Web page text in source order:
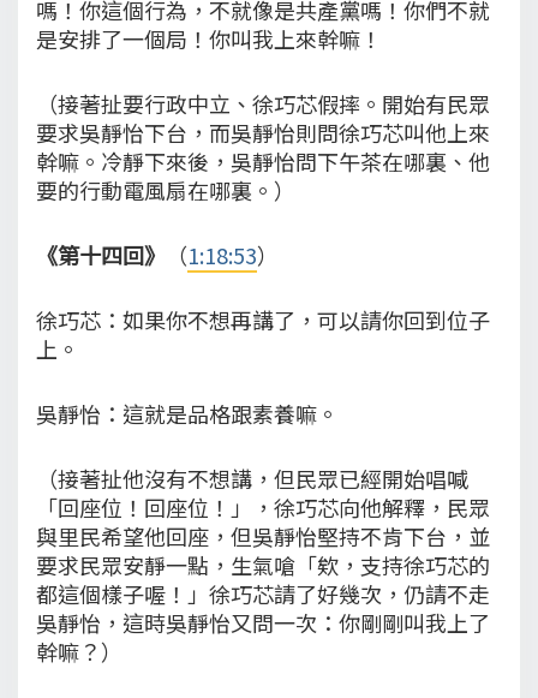
嗎！你這個行為，不就像是共產黨嗎！你們不就
是安排了一個局！你叫我上來幹嘛！
（接著扯要行政中立、徐巧芯假摔。開始有民眾
要求吳靜怡下台，而吳靜怡則問徐巧芯叫他上來
幹嘛。冷靜下來後，吳靜怡問下午茶在哪裏、他
要的行動電風扇在哪裏。）
《第十四回》 （1:18:53）
徐巧芯：如果你不想再講了，可以請你回到位子
上。
吳靜怡：這就是品格跟素養嘛。
（接著扯他沒有不想講，但民眾已經開始唱喊
「回座位！回座位！」，徐巧芯向他解釋，民眾
與里民希望他回座，但吳靜怡堅持不肯下台，並
要求民眾安靜一點，生氣嗆「欸，支持徐巧芯的
都這個樣子喔！」徐巧芯請了好幾次，仍請不走
吳靜怡，這時吳靜怡又問一次：你剛剛叫我上了
幹嘛？）